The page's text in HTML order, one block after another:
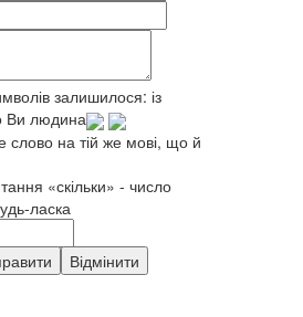
залишилося: із
Ви людина
слово на тій же мові, що й
«скільки» - число
ласка